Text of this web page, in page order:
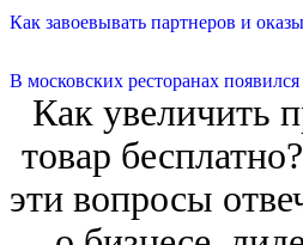
Как завоевывать партнеров и
В московских ресторанах
Как увеличить
товар
эти вопросы